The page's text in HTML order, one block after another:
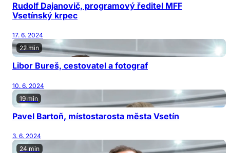
Rudolf Dajanovič, programový ředitel MFF
Vsetínský krpec
17. 6. 2024
22 min
Libor Bureš, cestovatel a fotograf
10. 6. 2024
19 min
Pavel Bartoň, místostarosta města Vsetín
3. 6. 2024
24 min